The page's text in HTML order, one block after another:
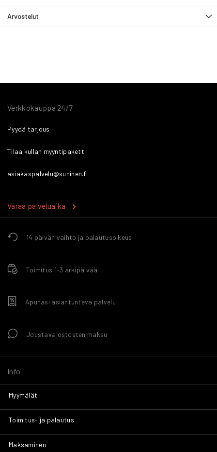
Arvostelut
14 päivän vaihto ja palautusoikeus
Toimitus 1-3 arkipäivää
Apunasi asiantunteva palvelu
Joustava ostosten maksu
Info
Myymälät
Toimitus- ja palautus
Maksaminen
Verkkokauppa 24/7
Pyydä tarjous
Tilaa kullan myyntipaketti
asiakaspalvelu@suninen.fi
Varaa palveluaika